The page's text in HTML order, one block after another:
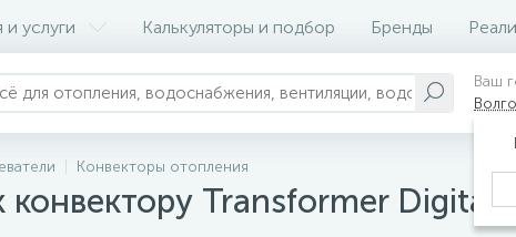
услуги Калькуляторы и подбор Бренды
Ваш
Конвекторы отопления
конвектору Transformer